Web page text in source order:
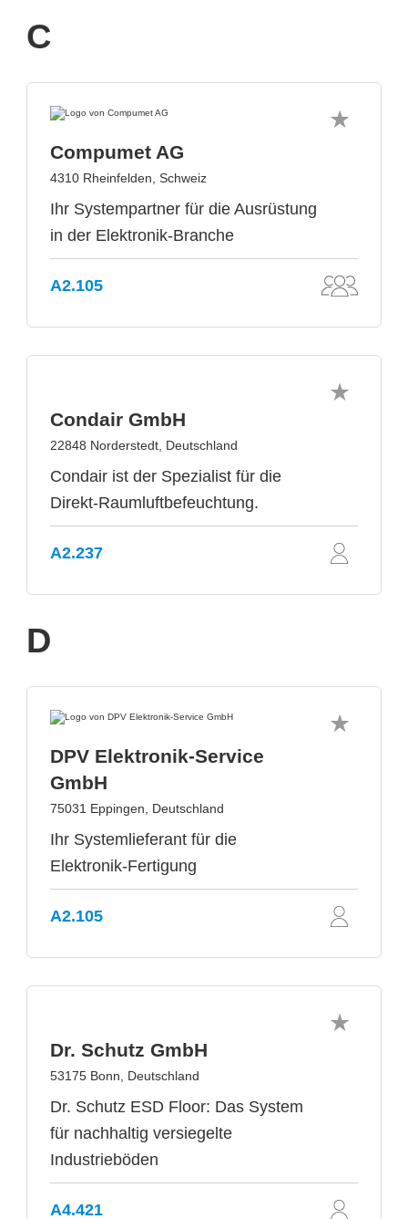
C
Compumet AG
4310 Rheinfelden, Schweiz
Ihr Systempartner für die Ausrüstung
in der Elektronik-Branche
A2.105
Condair GmbH
22848 Norderstedt, Deutschland
Condair ist der Spezialist für die
Direkt-Raumluftbefeuchtung.
A2.237
D
DPV Elektronik-Service
GmbH
75031 Eppingen, Deutschland
Ihr Systemlieferant für die
Elektronik-Fertigung
A2.105
Dr. Schutz GmbH
53175 Bonn, Deutschland
Dr. Schutz ESD Floor: Das System
für nachhaltig versiegelte
Industrieböden
A4.421